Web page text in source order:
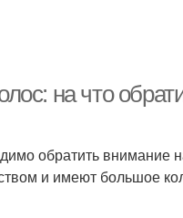
на что
обратить внимание
и имеют большое